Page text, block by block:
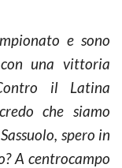
e sono
una vittoria
il Latina
che siamo
spero in
A centrocampo